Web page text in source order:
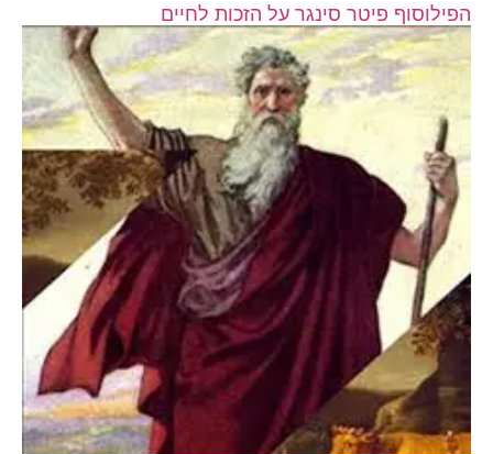
הפילוסוף פיטר סינגר על הזכות לחיים